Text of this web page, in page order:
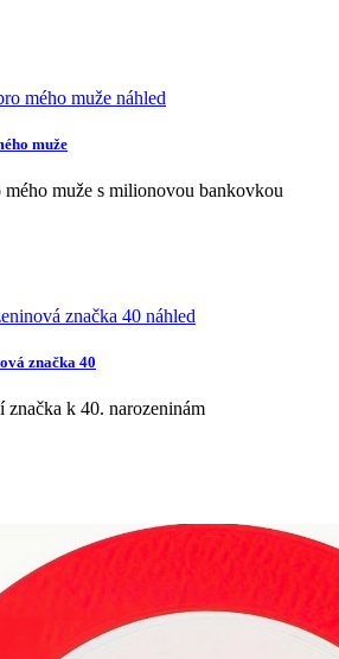
náhled
muže
muže s milionovou bankovkou
náhled
značka 40
značka k 40. narozeninám